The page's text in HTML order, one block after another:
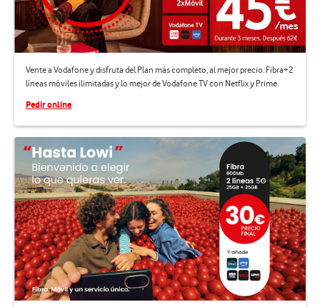
Vente a Vodafone y disfruta del Plan más completo, al mejor precio. Fibra+2
líneas móviles ilimitadas y lo mejor de Vodafone TV con Netflix y Prime.
Pedir online